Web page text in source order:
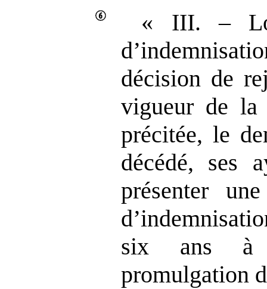
« III. –
décision de
vigueur
précitée, le
décédé, ses
présenter
six ans à
promulgation